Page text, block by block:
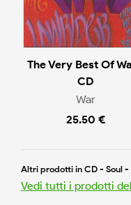
The Very Best Of
CD
War
25.50 €
Altri prodotti in CD - Soul -
Vedi tutti i prodotti